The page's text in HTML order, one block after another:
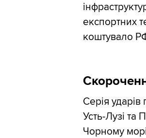
експортних
коштувало
Серія
Усть-Лузі та
Чорному